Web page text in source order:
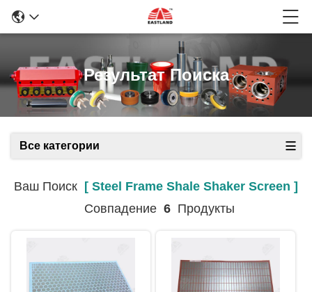
Результат Поиска
Все категории
Ваш Поиск [ Steel Frame Shale Shaker Screen ]
Совпадение 6 Продукты